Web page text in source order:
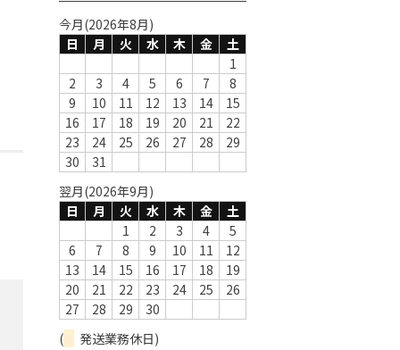
今月(2026年8月)
日
月 火 水 木 金
土
1
2
3 4 5 6 7
8
9
10 11 12 13 14
15
16
17 18 19 20 21
22
23
24 25 26 27 28
29
30
31
翌月(2026年9月)
日
月 火 水 木 金
土
1
2 3 4
5
6
7 8 9 10 11
12
13
14 15 16 17 18
19
20
21 22 23 24 25
26
27
28 29
30
(
発送業務休日)